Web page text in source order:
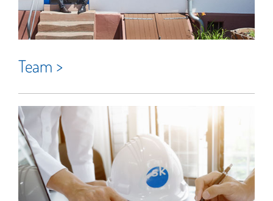
Team >